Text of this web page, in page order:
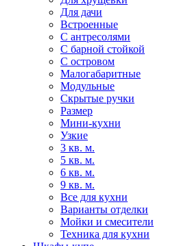
Для дачи
Встроенные
С антресолями
С барной стойкой
С островом
Малогабаритные
Модульные
Скрытые ручки
Размер
Мини-кухни
Узкие
3 кв. м.
5 кв. м.
6 кв. м.
9 кв. м.
Все для кухни
Варианты отделки
Мойки и смесители
Техника для кухни